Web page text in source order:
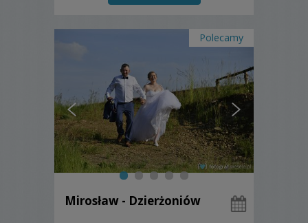
Polecamy
Mirosław - Dzierżoniów